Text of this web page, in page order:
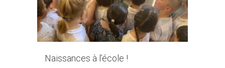
Naissances à l’école !